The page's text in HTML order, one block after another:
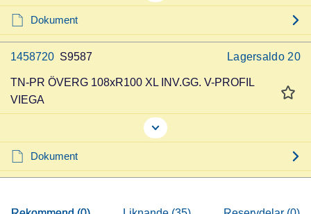
Dokument
1458720 S9587 Lagersaldo 20
TN-PR ÖVERG 108xR100 XL INV.GG. V-PROFIL
VIEGA
Dokument